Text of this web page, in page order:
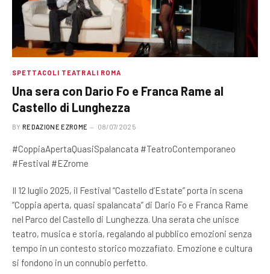
SPETTACOLI TEATRALI ROMA
Una sera con Dario Fo e Franca Rame al
Castello di Lunghezza
BY REDAZIONE EZROME 08/07/2025
#CoppiaApertaQuasiSpalancata #TeatroContemporaneo
#Festival #EZrome
Il 12 luglio 2025, il Festival “Castello d’Estate” porta in scena
“Coppia aperta, quasi spalancata” di Dario Fo e Franca Rame
nel Parco del Castello di Lunghezza. Una serata che unisce
teatro, musica e storia, regalando al pubblico emozioni senza
tempo in un contesto storico mozzafiato. Emozione e cultura
si fondono in un connubio perfetto.